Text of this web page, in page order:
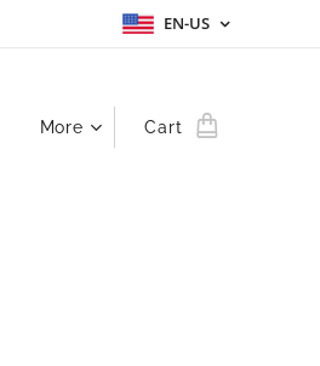
EN-US
More Cart